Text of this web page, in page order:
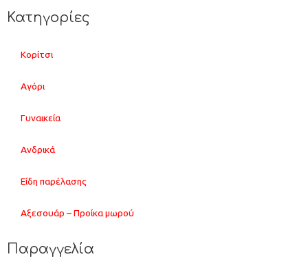
Κατηγορίες
Κορίτσι
Αγόρι
Γυναικεία
Ανδρικά
Είδη παρέλασης
Αξεσουάρ – Προίκα μωρού
Παραγγελία